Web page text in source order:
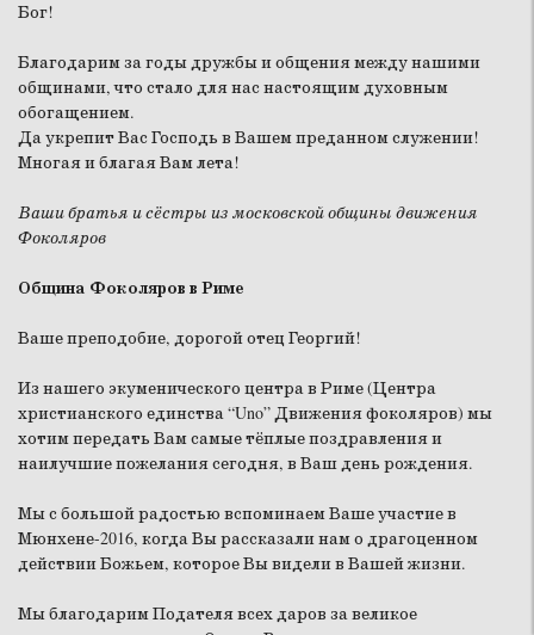
Бог!
Благодарим за годы дружбы и общения между нашими
общинами, что стало для нас настоящим духовным
обогащением.
Да укрепит Вас Господь в Вашем преданном служении!
Многая и благая Вам лета!
Ваши братья и сёстры из московской общины движения
Фоколяров
Община Фоколяров в Риме
Ваше преподобие, дорогой отец Георгий!
Из нашего экуменического центра в Риме (Центра
христианского единства “Uno” Движения фоколяров) мы
хотим передать Вам самые тёплые поздравления и
наилучшие пожелания сегодня, в Ваш день рождения.
Мы с большой радостью вспоминаем Ваше участие в
Мюнхене-2016, когда Вы рассказали нам о драгоценном
действии Божьем, которое Вы видели в Вашей жизни.
Мы благодарим Подателя всех даров за великое